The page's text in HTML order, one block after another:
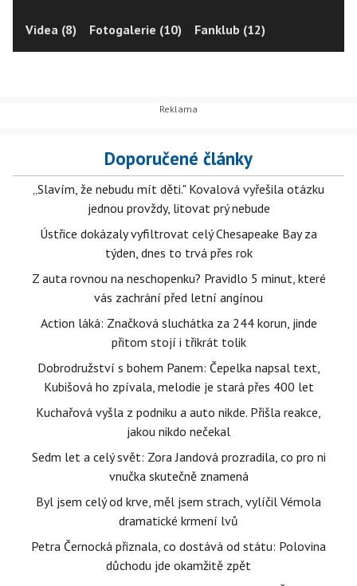
Videa (8) Fotogalerie (10) Fanklub (12)
Doporučené články
„Slavím, že nebudu mít děti." Kovalová vyřešila otázku
jednou provždy, litovat prý nebude
Ústřice dokázaly vyfiltrovat celý Chesapeake Bay za
týden, dnes to trvá přes rok
Z auta rovnou na neschopenku? Pravidlo 5 minut, které
vás zachrání před letní angínou
Action láká: Značková sluchátka za 244 korun, jinde
přitom stojí i třikrát tolik
Dobrodružství s bohem Panem: Čepelka napsal text,
Kubišová ho zpívala, melodie je stará přes 400 let
Kuchařová vyšla z podniku a auto nikde. Přišla reakce,
jakou nikdo nečekal
Sedm let a celý svět: Zora Jandová prozradila, co pro ni
vnučka skutečně znamená
Byl jsem celý od krve, měl jsem strach, vylíčil Vémola
dramatické krmení lvů
Petra Černocká přiznala, co dostává od státu: Polovina
důchodu jde okamžitě zpět